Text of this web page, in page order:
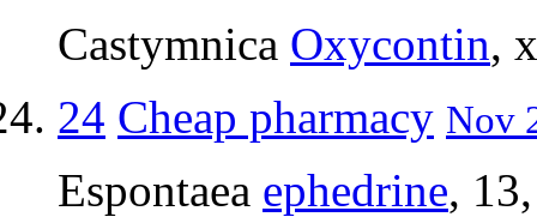
Castymnica Oxycontin,
24 Cheap pharmacy Nov
Espontaea ephedrine,